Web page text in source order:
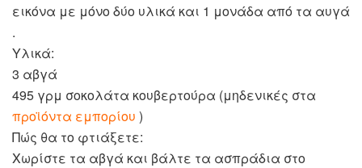
εικόνα με μόνο δύο υλικά και 1 μονάδα από τα αυγά
.
Υλικά:
3 αβγά
495 γρμ σοκολάτα κουβερτούρα (μηδενικές στα
προϊόντα εμπορίου )
Πώς θα το φτιάξετε:
Χωρίστε τα αβγά και βάλτε τα ασπράδια στο